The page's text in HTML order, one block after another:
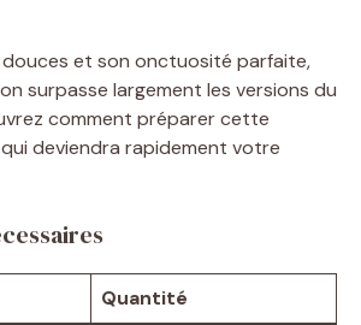
douces et son onctuosité parfaite,
surpasse largement les versions du
comment préparer cette
deviendra rapidement votre
Quantité